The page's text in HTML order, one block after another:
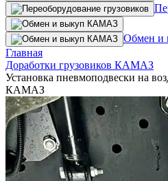
Обмен
Главная
Доработки грузовиков КАМАЗ
Установка пневмоподвески на
КАМАЗ